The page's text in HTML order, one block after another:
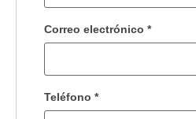
Correo electrónico *
Teléfono *